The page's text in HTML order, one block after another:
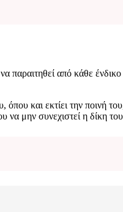
παραιτηθεί από κάθε
και εκτίει την ποινή
να μην συνεχιστεί η δίκη